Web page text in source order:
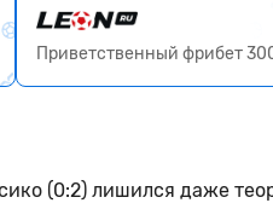
Приветственный фрибет
(0:2) лишился даже